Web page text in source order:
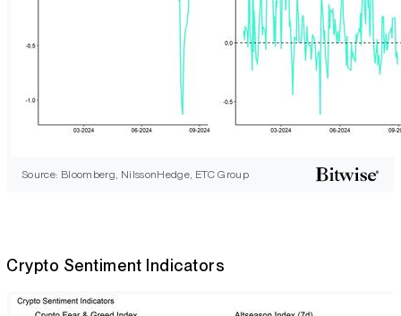
Source: Bloomberg, NilssonHedge, ETC Group
Crypto Sentiment Indicators